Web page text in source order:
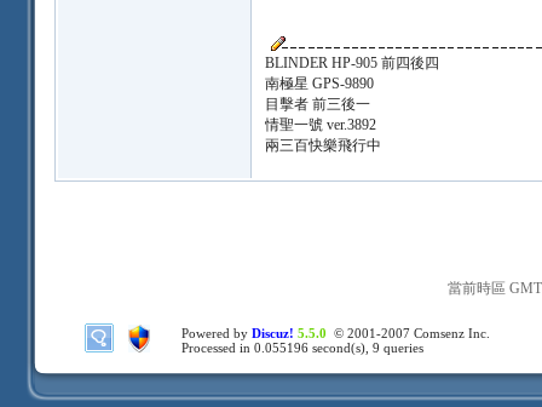
BLINDER HP-905 前四後四
南極星 GPS-9890
目擊者 前三後一
情聖一號 ver.3892
兩三百快樂飛行中
當前時區
Powered by Discuz! 5.5.0 © 2001-2007 Comsenz Inc.
Processed in 0.055196 second(s), 9 queries